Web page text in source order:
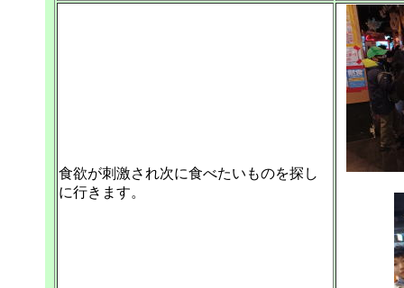
食欲が刺激され次に食べたいものを探し
に行きます。